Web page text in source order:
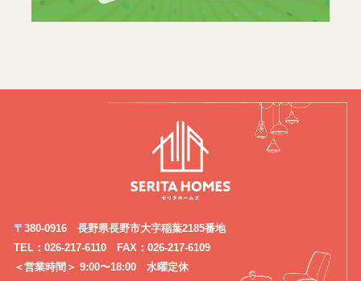
〒380-0916 長野県長野市大字稲葉2185番地
TEL：026-217-6110 FAX：026-217-6109
＜営業時間＞ 9:00〜18:00 水曜定休